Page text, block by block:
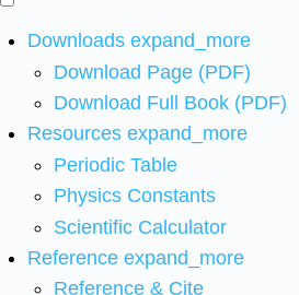
Downloads expand_more
Download Page (PDF)
Download Full Book (PDF)
Resources expand_more
Periodic Table
Physics Constants
Scientific Calculator
Reference expand_more
Reference & Cite